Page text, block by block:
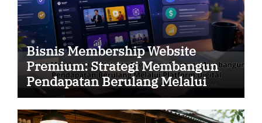
Bisnis Membership Website
Premium: Strategi Membangun
Pendapatan Berulang Melalui
Platform Digital